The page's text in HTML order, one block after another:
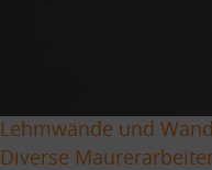
Lehmwände und
Diverse